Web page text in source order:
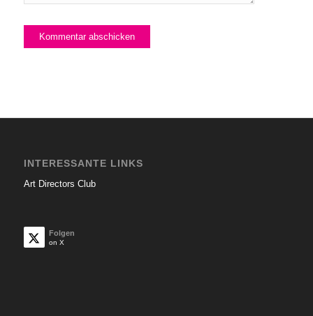
INTERESSANTE LINKS
Art Directors Club
Folgen
on X